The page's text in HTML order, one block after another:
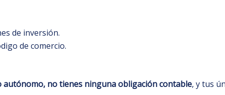
de inversión.
de comercio.
autónomo, no tienes ninguna obligación contable, y tus